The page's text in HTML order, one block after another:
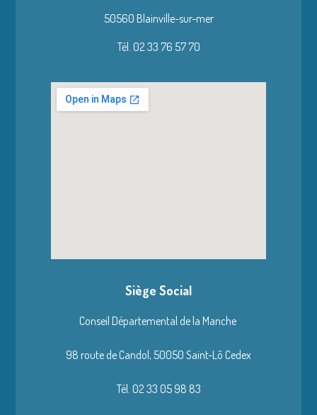
50560 Blainville-sur-mer
Tél. 02 33 76 57 70
Siège Social
Conseil Départemental de la Manche
98 route de Candol, 50050 Saint-Lô Cedex
Tél. 02 33 05 98 83